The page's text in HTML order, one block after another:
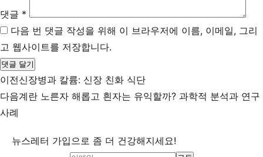
댓글 *
다음 번 댓글 작성을 위해 이 브라우저에 이름, 이메일, 그리
고 웹사이트를 저장합니다.
이전신장병과 칼륨: 신장 친화 식단
다음계란 노른자 해롭고 흰자는 유익할까? 과학적 분석과 연구
사례
뉴스레터 가입으로 좀 더 건강해지세요!